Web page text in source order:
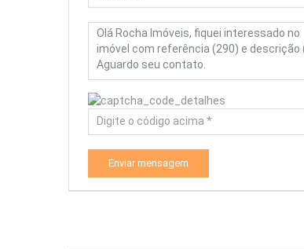
Enviar mensagem